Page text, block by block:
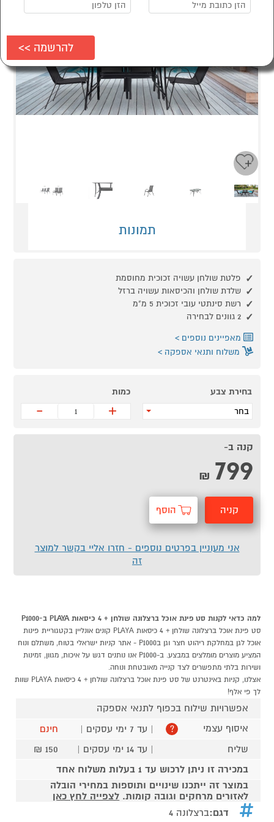
תמונות
פלטת שולחן עשויה זכוכית מחוסמת
שלדת שולחן והכיסאות עשויה ברזל
רשת סינתטי עובי זכוכית 5 מ"מ
2 גוונים לבחירה
מאפיינים נוספים
משלוח ותנאי אספקה
בחירת צבע
בחר
כמות
+
-
קנה ב-
799
₪
קניה הוסף
אני מעוניין בפרטים נוספים - חזרו אליי בקשר למוצר
זה
למה כדאי לקנות סט פינת אוכל ברצלונה שולחן + 4 כיסאות PLAYA ב-P1000
סט פינת אוכל ברצלונה שולחן + 4 כיסאות PLAYA קונים אונליין בקטגוריית פינות
אוכל לגן במחלקת ריהוט חצר וגן בP1000 - אתר קניות ישראלי בטוח, משתלם ונוח
המציע מוצרים מומלצים במבצע. ב-P1000 אנו נותנים דגש על איכות, מגוון, זמינות
ושירות בלתי מתפשרים לצד קנייה מאובטחת ונוחה.
אצלנו, קניות באינטרנט של סט פינת אוכל ברצלונה שולחן + 4 כיסאות PLAYA שוות
לך פי אלף!
אפשרויות שילוח בכפוף לתנאי אספקה
איסוף עצמי
? | עד 7 ימי עסקים |
חינם
שליח
| עד 14 ימי עסקים |
150 ₪
במכירה זו ניתן לרכוש עד 1 בעלות משלוח אחד
במוצר זה ייתכנו שינויים ותוספות במחירי הובלה
לאזורים מרחקים וגובה קומות. לצפייה לחץ כאן
דגם:ברצלונה 4